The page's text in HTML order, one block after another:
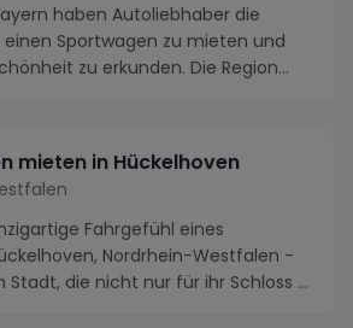
haben Autoliebhaber die
einen Sportwagen zu mieten und
zu erkunden. Die Region
mieten in Hückelhoven
Fahrgefühl eines
Nordrhein-Westfalen -
die nicht nur für ihr Schloss ...